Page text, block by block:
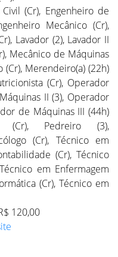
(Cr), Engenheiro de
Mecânico (Cr),
Lavador (2), Lavador II
Mecânico de Máquinas
(Cr), Merendeiro(a) (22h)
(Cr), Operador
II (3), Operador
de Máquinas III (44h)
Pedreiro (3),
(Cr), Técnico em
(Cr), Técnico
em Enfermagem
(Cr), Técnico em
120,00